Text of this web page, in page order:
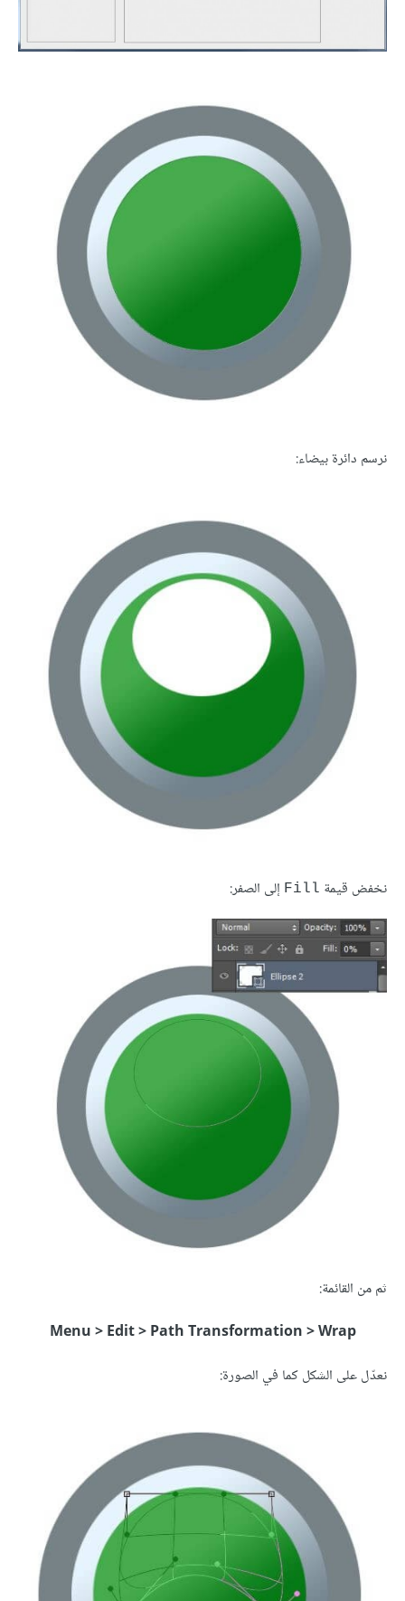
نرسم دائرة بيضاء:
نخفض قيمة Fill إلى الصفر:
ثم من القائمة:
Menu > Edit > Path Transformation > Wrap
نعدّل على الشكل كما في الصورة: